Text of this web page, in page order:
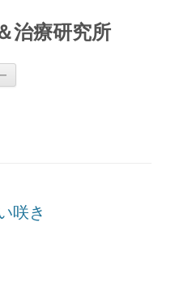
治療研究所
咲き